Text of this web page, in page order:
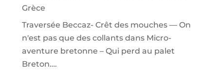
Grèce
Traversée Beccaz- Crêt des mouches — On
n'est pas que des collantsdans Micro-
aventure bretonne – Qui perd au palet
Breton….